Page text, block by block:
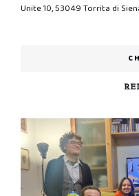
Unite 10, 53049 Torrita di